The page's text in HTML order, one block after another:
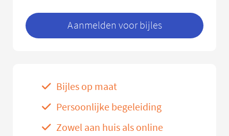
Aanmelden voor bijles
Bijles op maat
Persoonlijke begeleiding
Zowel aan huis als online